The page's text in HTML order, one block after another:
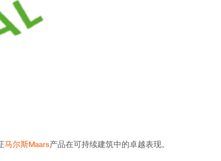
马尔斯Maars产品在可持续建筑中的卓越表现。